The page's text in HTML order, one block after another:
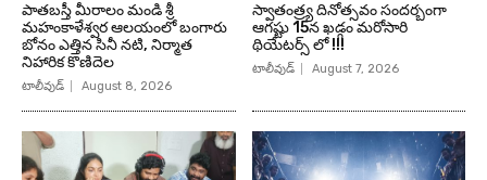
పాతబస్తీ మీరాలం మండి శ్రీ
మహంకాళేశ్వర ఆలయంలో బంగారు
బోనం ఎత్తిన సినీ నటి, నిర్మాత
నిహారిక కొణిదెల
టాలీవుడ్ August 8, 2026
స్వాతంత్ర్య దినోత్సవం సందర్బంగా
ఆగష్టు 15న ఖడ్గం మరోసారి
థియేటర్స్ లో !!!
టాలీవుడ్ August 7, 2026